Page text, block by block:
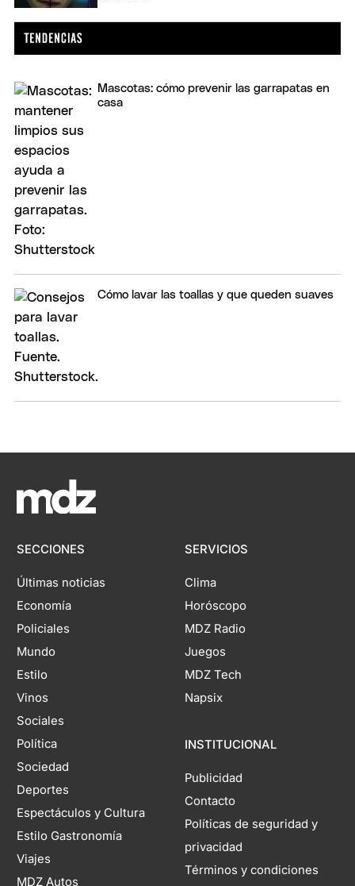
Mascotas: cómo prevenir las garrapatas en
casa
Cómo lavar las toallas y que queden suaves
SECCIONES
Últimas noticias
Economía
Policiales
Mundo
Estilo
Vinos
Sociales
Política
Sociedad
Deportes
Espectáculos y Cultura
Estilo Gastronomía
Viajes
MDZ Autos
SERVICIOS
Clima
Horóscopo
MDZ Radio
Juegos
MDZ Tech
Napsix
INSTITUCIONAL
Publicidad
Contacto
Políticas de seguridad y
privacidad
Términos y condiciones